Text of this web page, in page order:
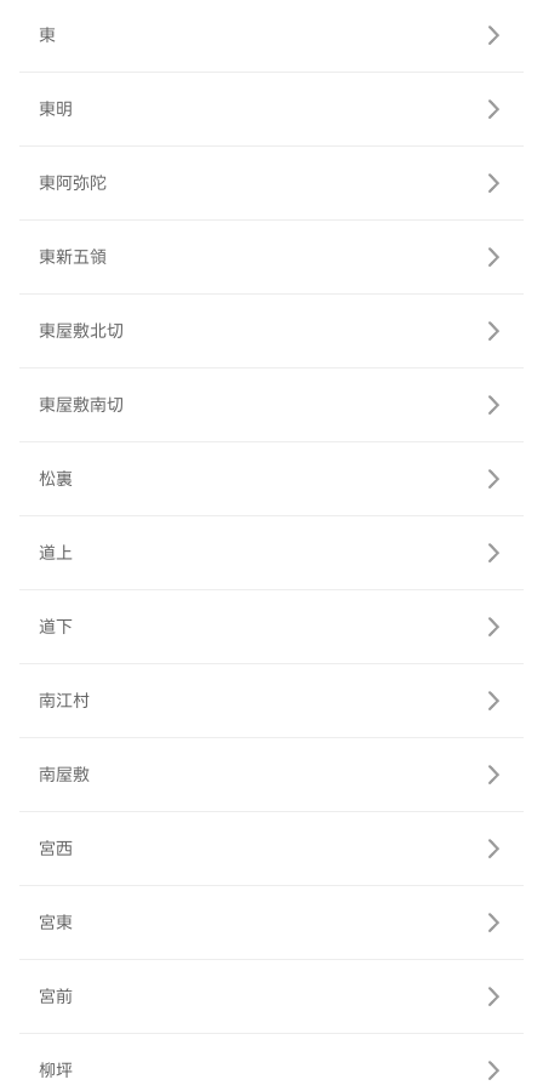
東
東明
東阿弥陀
東新五領
東屋敷北切
東屋敷南切
松裏
道上
道下
南江村
南屋敷
宮西
宮東
宮前
柳坪